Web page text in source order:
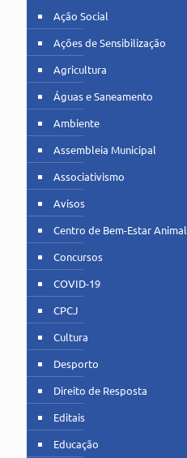
Ação Social
Ações de Sensibilização
Agricultura
Águas e Saneamento
Ambiente
Assembleia Municipal
Associativismo
Avisos
Centro de Bem-Estar Animal
Concursos
COVID-19
CPCJ
Cultura
Desporto
Direito de Resposta
Editais
Educação